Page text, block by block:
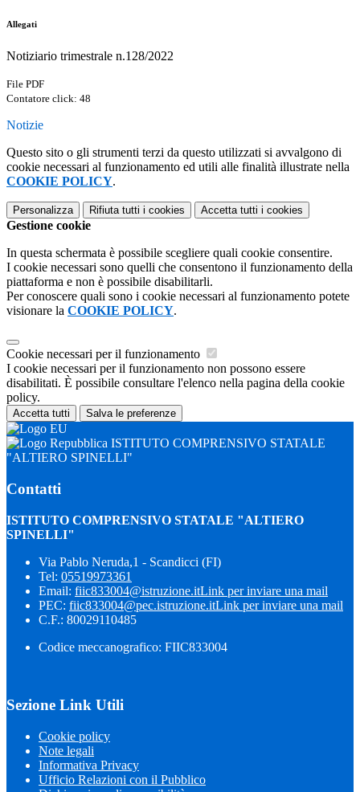
Allegati
Notiziario trimestrale n.128/2022
File PDF
Contatore click: 48
Notizie
Questo sito o gli strumenti terzi da questo utilizzati si avvalgono di
cookie necessari al funzionamento ed utili alle finalità illustrate nella
COOKIE POLICY.
Personalizza Rifiuta tutti i cookies Accetta tutti i cookies
Gestione cookie
In questa schermata è possibile scegliere quali cookie consentire.
I cookie necessari sono quelli che consentono il funzionamento della
piattaforma e non è possibile disabilitarli.
Per conoscere quali sono i cookie necessari al funzionamento potete
visionare la COOKIE POLICY.
Cookie necessari per il funzionamento
I cookie necessari per il funzionamento non possono essere
disabilitati. È possibile consultare l'elenco nella pagina della cookie
policy.
Accetta tutti Salva le preferenze
ISTITUTO COMPRENSIVO STATALE
"ALTIERO SPINELLI"
Contatti
ISTITUTO COMPRENSIVO STATALE "ALTIERO
SPINELLI"
Via Pablo Neruda,1 - Scandicci (FI)
Tel: 05519973361
Email: fiic833004@istruzione.itLink per inviare una mail
PEC: fiic833004@pec.istruzione.itLink per inviare una mail
C.F.: 80029110485
Codice meccanografico: FIIC833004
Sezione Link Utili
Cookie policy
Note legali
Informativa Privacy
Ufficio Relazioni con il Pubblico